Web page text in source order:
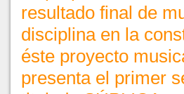
resultado final de
disciplina en la
éste proyecto
presenta el primer